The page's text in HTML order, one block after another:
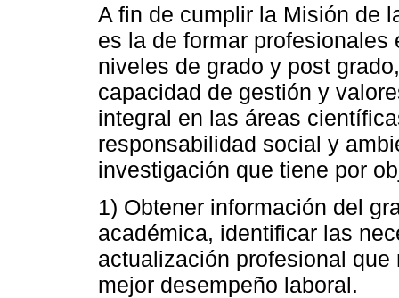
A fin de cumplir la Misión de
es la de formar
niveles de grado y post
capacidad de gestión y
integral en las áreas
responsabilidad social y
investigación que tiene por
1) Obtener información del
académica, identificar las
actualización profesional
mejor desempeño laboral.